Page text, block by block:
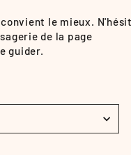
le mieux.
de la page
guider.